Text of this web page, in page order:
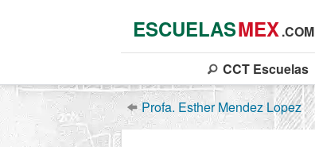
ESCUELASMEX.COM
CCT Escuelas
Profa. Esther Mendez Lopez